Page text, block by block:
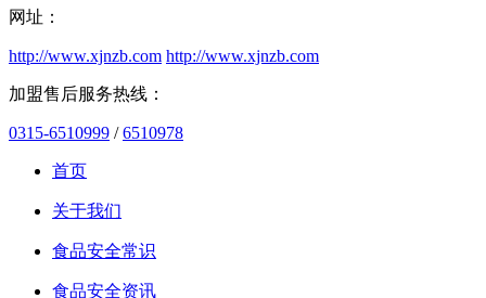
网址：
http://www.xjnzb.com http://www.xjnzb.com
加盟售后服务热线：
0315-6510999 /6510978
首页
关于我们
食品安全常识
食品安全资讯